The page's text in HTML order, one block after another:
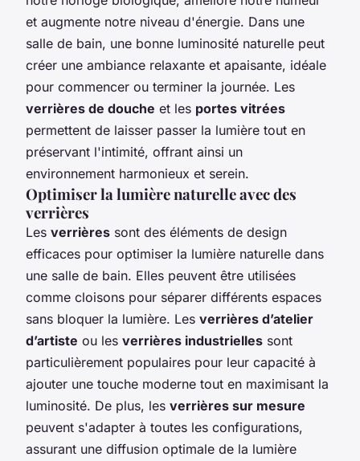
et augmente notre niveau d'énergie. Dans une
salle de bain, une bonne luminosité naturelle peut
créer une ambiance relaxante et apaisante, idéale
pour commencer ou terminer la journée. Les
verrières de douche et les portes vitrées
permettent de laisser passer la lumière tout en
préservant l'intimité, offrant ainsi un
environnement harmonieux et serein.
Optimiser la lumière naturelle avec des
verrières
Les verrières sont des éléments de design
efficaces pour optimiser la lumière naturelle dans
une salle de bain. Elles peuvent être utilisées
comme cloisons pour séparer différents espaces
sans bloquer la lumière. Les verrières d’atelier
d’artiste ou les verrières industrielles sont
particulièrement populaires pour leur capacité à
ajouter une touche moderne tout en maximisant la
luminosité. De plus, les verrières sur mesure
peuvent s'adapter à toutes les configurations,
assurant une diffusion optimale de la lumière